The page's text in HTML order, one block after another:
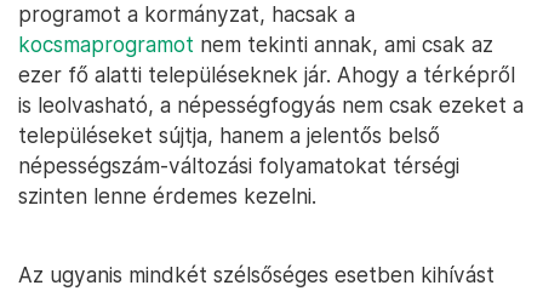
programot a kormányzat, hacsak a
kocsmaprogramot nem tekinti annak, ami csak az
ezer fő alatti településeknek jár. Ahogy a térképről
is leolvasható, a népességfogyás nem csak ezeket a
településeket sújtja, hanem a jelentős belső
népességszám-változási folyamatokat térségi
szinten lenne érdemes kezelni.
Az ugyanis mindkét szélsőséges esetben kihívást